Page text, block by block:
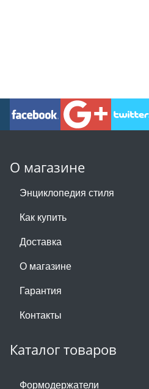
О магазине
Энциклопедия стиля
Как купить
Доставка
О магазине
Гарантия
Контакты
Каталог товаров
Формодержатели